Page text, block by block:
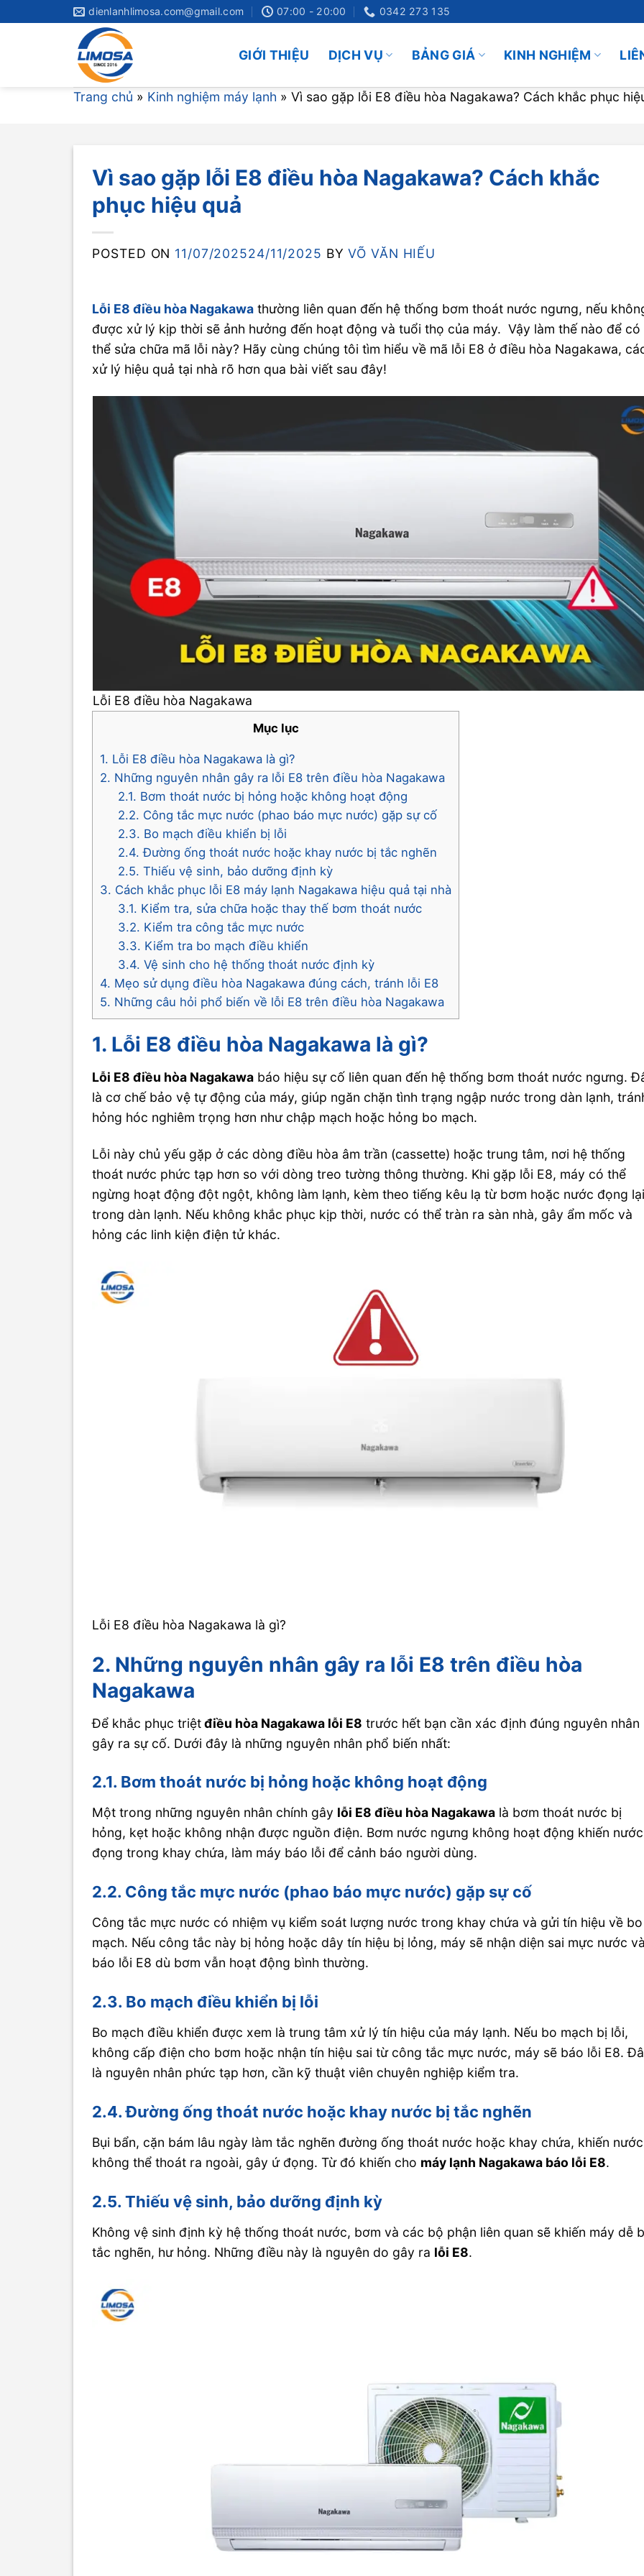
dienlanhlimosa.com@gmail.com 07:00 - 20:00 0342 273 135
GIỚI THIỆU DỊCH VỤ BẢNG GIÁ KINH NGHIỆM
Trang chủ » Kinh nghiệm máy lạnh » Vì sao gặp lỗi E8 điều hòa Nagakawa? Cách khắc phục
Vì sao gặp lỗi E8 điều hòa Nagakawa? Cách khắc
phục hiệu quả
POSTED ON 11/07/202524/11/2025 BYVÕ VĂN HIẾU
Lỗi E8 điều hòa Nagakawa thường liên quan đến hệ thống bơm thoát nước ngưng, nếu
được xử lý kịp thời sẽ ảnh hưởng đến hoạt động và tuổi thọ của máy. Vậy làm thế nào để có
thể sửa chữa mã lỗi này? Hãy cùng chúng tôi tìm hiểu về mã lỗi E8 ở điều hòa Nagakawa,
xử lý hiệu quả tại nhà rõ hơn qua bài viết sau đây!
Lỗi E8 điều hòa Nagakawa
Mục lục
1. Lỗi E8 điều hòa Nagakawa là gì?
2. Những nguyên nhân gây ra lỗi E8 trên điều hòa Nagakawa
2.1. Bơm thoát nước bị hỏng hoặc không hoạt động
2.2. Công tắc mực nước (phao báo mực nước) gặp sự cố
2.3. Bo mạch điều khiển bị lỗi
2.4. Đường ống thoát nước hoặc khay nước bị tắc nghẽn
2.5. Thiếu vệ sinh, bảo dưỡng định kỳ
3. Cách khắc phục lỗi E8 máy lạnh Nagakawa hiệu quả tại nhà
3.1. Kiểm tra, sửa chữa hoặc thay thế bơm thoát nước
3.2. Kiểm tra công tắc mực nước
3.3. Kiểm tra bo mạch điều khiển
3.4. Vệ sinh cho hệ thống thoát nước định kỳ
4. Mẹo sử dụng điều hòa Nagakawa đúng cách, tránh lỗi E8
5. Những câu hỏi phổ biến về lỗi E8 trên điều hòa Nagakawa
1. Lỗi E8 điều hòa Nagakawa là gì?
Lỗi E8 điều hòa Nagakawa báo hiệu sự cố liên quan đến hệ thống bơm thoát nước ngưng.
là cơ chế bảo vệ tự động của máy, giúp ngăn chặn tình trạng ngập nước trong dàn lạnh,
hỏng hóc nghiêm trọng hơn như chập mạch hoặc hỏng bo mạch.
Lỗi này chủ yếu gặp ở các dòng điều hòa âm trần (cassette) hoặc trung tâm, nơi hệ thống
thoát nước phức tạp hơn so với dòng treo tường thông thường. Khi gặp lỗi E8, máy có thể
ngừng hoạt động đột ngột, không làm lạnh, kèm theo tiếng kêu lạ từ bơm hoặc nước đọng
trong dàn lạnh. Nếu không khắc phục kịp thời, nước có thể tràn ra sàn nhà, gây ẩm mốc và
hỏng các linh kiện điện tử khác.
Lỗi E8 điều hòa Nagakawa là gì?
2. Những nguyên nhân gây ra lỗi E8 trên điều hòa
Nagakawa
Để khắc phục triệtđiều hòa Nagakawa lỗi E8 trước hết bạn cần xác định đúng nguyên nhân
gây ra sự cố. Dưới đây là những nguyên nhân phổ biến nhất:
2.1. Bơm thoát nước bị hỏng hoặc không hoạt động
Một trong những nguyên nhân chính gây lỗi E8 điều hòa Nagakawa là bơm thoát nước bị
hỏng, kẹt hoặc không nhận được nguồn điện. Bơm nước ngưng không hoạt động khiến
đọng trong khay chứa, làm máy báo lỗi để cảnh báo người dùng.
2.2. Công tắc mực nước (phao báo mực nước) gặp sự cố
Công tắc mực nước có nhiệm vụ kiểm soát lượng nước trong khay chứa và gửi tín hiệu về bo
mạch. Nếu công tắc này bị hỏng hoặc dây tín hiệu bị lỏng, máy sẽ nhận diện sai mực nước
báo lỗi E8 dù bơm vẫn hoạt động bình thường.
2.3. Bo mạch điều khiển bị lỗi
Bo mạch điều khiển được xem là trung tâm xử lý tín hiệu của máy lạnh. Nếu bo mạch bị lỗi,
không cấp điện cho bơm hoặc nhận tín hiệu sai từ công tắc mực nước, máy sẽ báo lỗi E8.
là nguyên nhân phức tạp hơn, cần kỹ thuật viên chuyên nghiệp kiểm tra.
2.4. Đường ống thoát nước hoặc khay nước bị tắc nghẽn
Bụi bẩn, cặn bám lâu ngày làm tắc nghẽn đường ống thoát nước hoặc khay chứa, khiến nước
không thể thoát ra ngoài, gây ứ đọng. Từ đó khiến cho máy lạnh Nagakawa báo lỗi E8.
2.5. Thiếu vệ sinh, bảo dưỡng định kỳ
Không vệ sinh định kỳ hệ thống thoát nước, bơm và các bộ phận liên quan sẽ khiến máy dễ
tắc nghẽn, hư hỏng. Những điều này là nguyên do gây ra lỗi E8.